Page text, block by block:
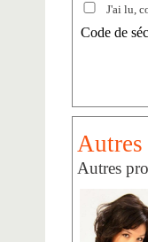
J'ai lu,
Code de
Autres
Autres